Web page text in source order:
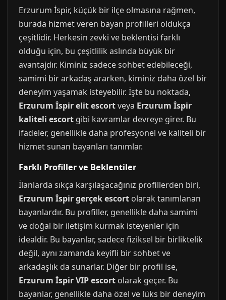
Erzurum İspir, küçük bir ilçe olmasına rağmen,
burada hizmet veren bayan profilleri oldukça
çeşitlidir. Herkesin zevki ve beklentisi farklı
olduğu için, bu çeşitlilik aslında büyük bir
avantajdır. Kiminiz sadece sohbet edebileceği,
samimi bir arkadaş ararken, kiminiz daha özel bir
deneyim yaşamak isteyebilir. İşte bu noktada,
Erzurum İspir elit escortveya Erzurum İspir
kaliteli escort gibi kavramlar devreye girer. Bu
ifadeler, genellikle daha profesyonel ve kaliteli bir
hizmet sunan bayanları tanımlar.
Farklı Profiller ve Beklentiler
İlanlarda sıkça karşılaşacağınız profillerden biri,
Erzurum İspir gerçek escort olarak tanımlanan
bayanlardır. Bu profiller, genellikle daha samimi
ve doğal bir iletişim kurmak isteyenler için
idealdir. Bu bayanlar, sadece fiziksel bir birliktelik
değil, aynı zamanda keyifli bir sohbet ve
arkadaşlık da sunarlar. Diğer bir profil ise,
Erzurum İspir VIP escort olarak geçer. Bu
bayanlar, genellikle daha özel ve lüks bir deneyim